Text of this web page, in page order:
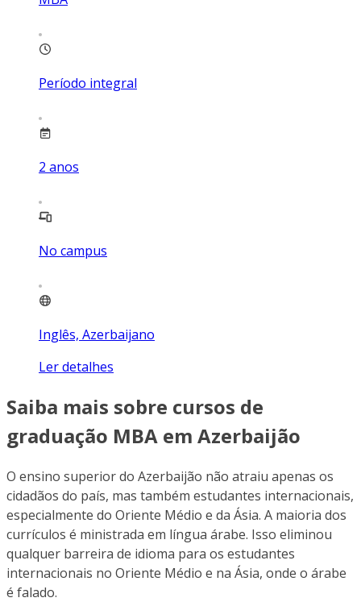
Período integral
2 anos
No campus
Inglês, Azerbaijano
Ler detalhes
Saiba mais sobre cursos de
graduação MBA em Azerbaijão
O ensino superior do Azerbaijão não atraiu apenas os
cidadãos do país, mas também estudantes internacionais,
especialmente do Oriente Médio e da Ásia. A maioria dos
currículos é ministrada em língua árabe. Isso eliminou
qualquer barreira de idioma para os estudantes
internacionais no Oriente Médio e na Ásia, onde o árabe
é falado.